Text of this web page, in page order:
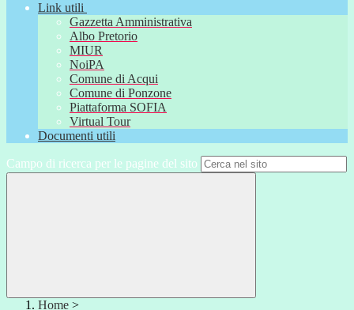
Link utili
Gazzetta Amministrativa
Albo Pretorio
MIUR
NoiPA
Comune di Acqui
Comune di Ponzone
Piattaforma SOFIA
Virtual Tour
Documenti utili
Campo di ricerca per le pagine del sito
Home >